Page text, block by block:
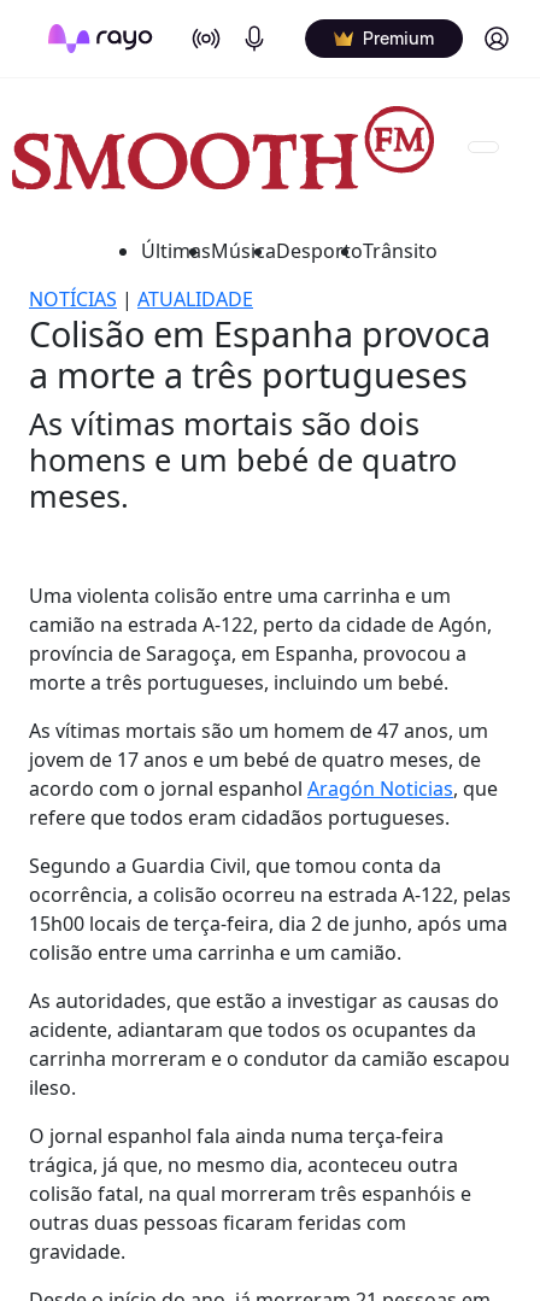
On Air Podcasts Premium Log in
ÚltimasMúsicaDesportoTrânsito
NOTÍCIAS | ATUALIDADE
Colisão em Espanha provoca
a morte a três portugueses
As vítimas mortais são dois
homens e um bebé de quatro
meses.
Uma violenta colisão entre uma carrinha e um
camião na estrada A-122, perto da cidade de Agón,
província de Saragoça, em Espanha, provocou a
morte a três portugueses, incluindo um bebé.
As vítimas mortais são um homem de 47 anos, um
jovem de 17 anos e um bebé de quatro meses, de
acordo com o jornal espanhol Aragón Noticias, que
refere que todos eram cidadãos portugueses.
Segundo a Guardia Civil, que tomou conta da
ocorrência, a colisão ocorreu na estrada A-122, pelas
15h00 locais de terça-feira, dia 2 de junho, após uma
colisão entre uma carrinha e um camião.
As autoridades, que estão a investigar as causas do
acidente, adiantaram que todos os ocupantes da
carrinha morreram e o condutor da camião escapou
ileso.
O jornal espanhol fala ainda numa terça-feira
trágica, já que, no mesmo dia, aconteceu outra
colisão fatal, na qual morreram três espanhóis e
outras duas pessoas ficaram feridas com
gravidade.